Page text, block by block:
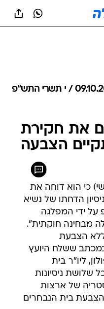
את חקירת
הצבעה
כי הוא דוחה את
הדחתו של נשיא
על ידי המפלגה
מבחינה חוקתית".
הצבעת
ששלח היועץ
ליו"ר בית
שלושת ניסיונות
של ארצות
בית הנבחרים